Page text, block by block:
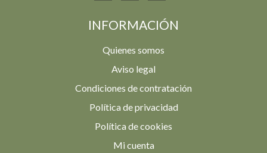
INFORMACIÓN
Quienes somos
Aviso legal
Condiciones de contratación
Política de privacidad
Política de cookies
Mi cuenta